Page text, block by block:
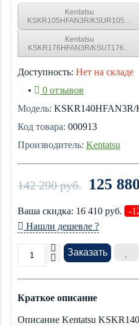
Kentatsu
KSKR105HFAN3R/
Kentatsu
KSKR176HFAN3R/
Доступность: Нет на складе
•
0 отзывов
Модель:
Код товара: 000913
Производитель: Kentatsu
142 290 руб. 125
Ваша cкидка: 16 410 руб.
-
Нашли дешевле ?
Заказать
Краткое описание
Описание Kentatsu